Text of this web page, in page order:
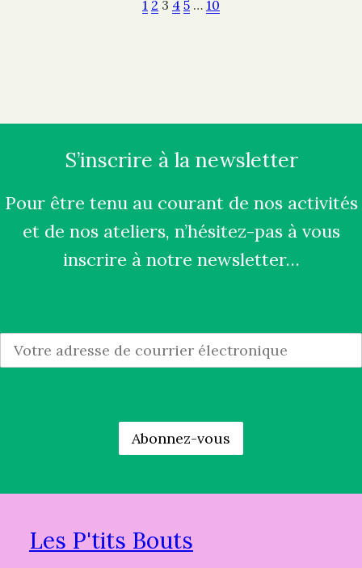
1 2 3 4 5 … 10
S’inscrire à la newsletter
Pour être tenu au courant de nos activités
et de nos ateliers, n’hésitez-pas à vous
inscrire à notre newsletter…
Les P'tits Bouts